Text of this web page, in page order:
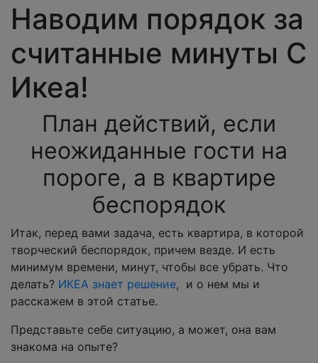
Наводим порядок за
считанные минуты С
Икеа!
План действий, если
неожиданные гости на
пороге, а в квартире
беспорядок
Итак, перед вами задача, есть квартира, в которой
творческий беспорядок, причем везде. И есть
минимум времени, минут, чтобы все убрать. Что
делать? ИКЕА знает решение, и о нем мы и
расскажем в этой статье.
Представьте себе ситуацию, а может, она вам
знакома на опыте?